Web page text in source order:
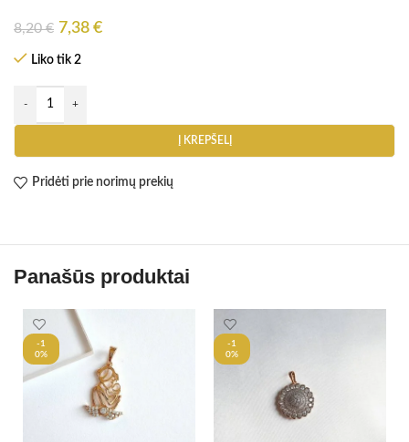
8,20€ 7,38 €
Liko tik 2
Į KREPŠELĮ
Pridėti prie norimų prekių
Panašūs produktai
-1
0%
-1
0%